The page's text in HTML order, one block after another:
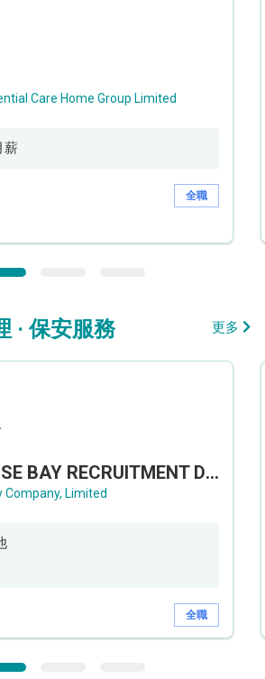
Care Home Group Limited
薪
全職
· 保安服務 更多
THE REPULSE BAY RECRUITMENT DAY 淺水灣影灣園人才招聘會
Company, Limited
全職